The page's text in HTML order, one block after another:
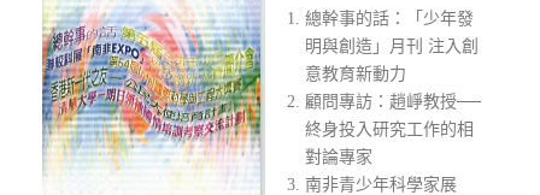
總幹事的話：「少年發
明與創造」月刊 注入創
意教育新動力
顧問專訪：趙崢教授──
終身投入研究工作的相
對論專家
南非青少年科學家展